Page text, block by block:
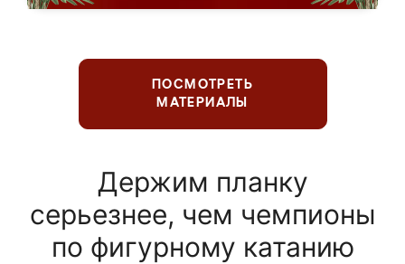
ПОСМОТРЕТЬ
МАТЕРИАЛЫ
Держим планку
серьезнее, чем чемпионы
по фигурному катанию